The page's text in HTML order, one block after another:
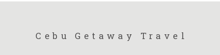
Cebu Getaway Travel